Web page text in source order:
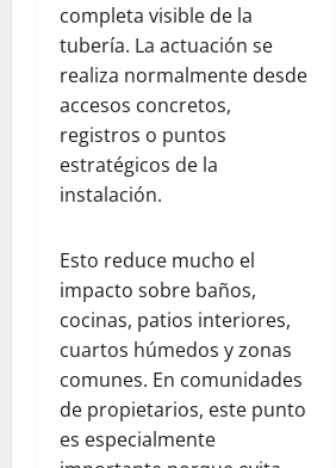
completa visible de la
tubería. La actuación se
realiza normalmente desde
accesos concretos,
registros o puntos
estratégicos de la
instalación.
Esto reduce mucho el
impacto sobre baños,
cocinas, patios interiores,
cuartos húmedos y zonas
comunes. En comunidades
de propietarios, este punto
es especialmente